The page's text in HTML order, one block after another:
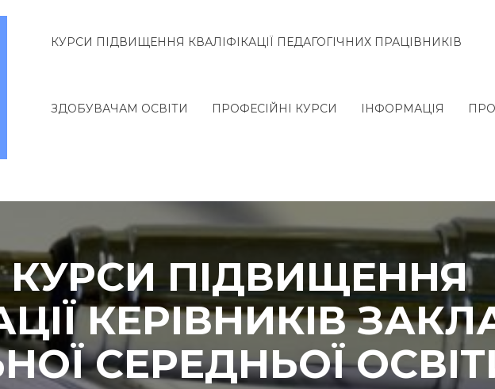
КУРСИ ПІДВИЩЕННЯ КВАЛІФІКАЦІЇ ПЕДАГОГІЧНИХ ПРАЦІВНИКІВ
ЗДОБУВАЧАМ ОСВІТИ ПРОФЕСІЙНІ КУРСИ ІНФОРМАЦІЯ
КУРСИ ПІДВИЩЕННЯ
КЕРІВНИКІВ
СЕРЕДНЬОЇ